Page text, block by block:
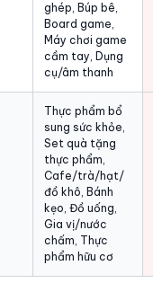
ghép, Búp bê,
Board game,
Máy chơi game
cầm tay, Dụng
cụ/âm thanh
Thực phẩm bổ
sung sức khỏe,
Set quà tặng
thực phẩm,
Cafe/trà/hạt/
đồ khô, Bánh
kẹo, Đồ uống,
Gia vị/nước
chấm, Thực
phẩm hữu cơ